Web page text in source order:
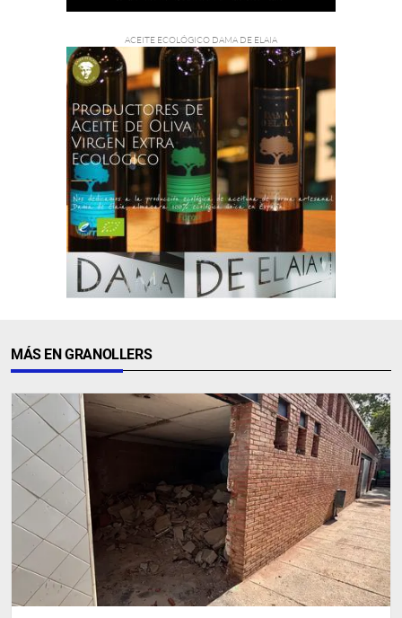
MÁS EN GRANOLLERS